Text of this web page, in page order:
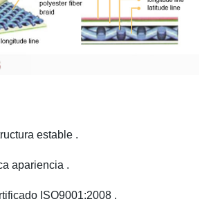
estable .
apariencia .
ISO9001:2008 .